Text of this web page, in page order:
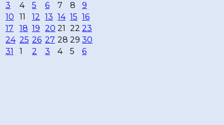
3
4 5 6 7 8
9
10
11 12 13 14 15 16
17
18 19 20 21 22 23
24 25 26 27 28 29 30
31
1 2 3 4 5 6